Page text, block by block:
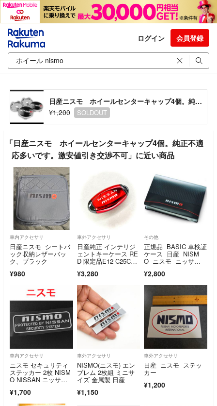
ログイン 会員登録
日産ニスモ ホイールセンターキャップ4個。純正不適応多いです。激安値引き交渉不可
¥1,200
SOLDOUT
「日産ニスモ ホイールセンターキャップ4個。純正不適
応多いです。激安値引き交渉不可」に近い商品
車内アクセサリ
日産ニスモ シートバ
ック収納レザーバッ
ク、ブラック
¥980
車外アクセサリ
日産純正 インテリジ
ェントキーケース RE
D 限定品E12 C25C26
¥3,280
その他
正規品 BASIC 車検証
ケース 日産 NISM
O ニスモ ニッサ
¥2,800
車内アクセサリ
ニスモ セキュリティ
ステッカー 2枚 NISM
O NISSAN ニッサ
¥1,700
車外アクセサリ
NISMO(ニスモ) エン
ブレム 2枚組 ミニサ
イズ 金属製 日産
¥1,150
車外アクセサリ
日産 ニスモ ステッ
カー
¥1,200